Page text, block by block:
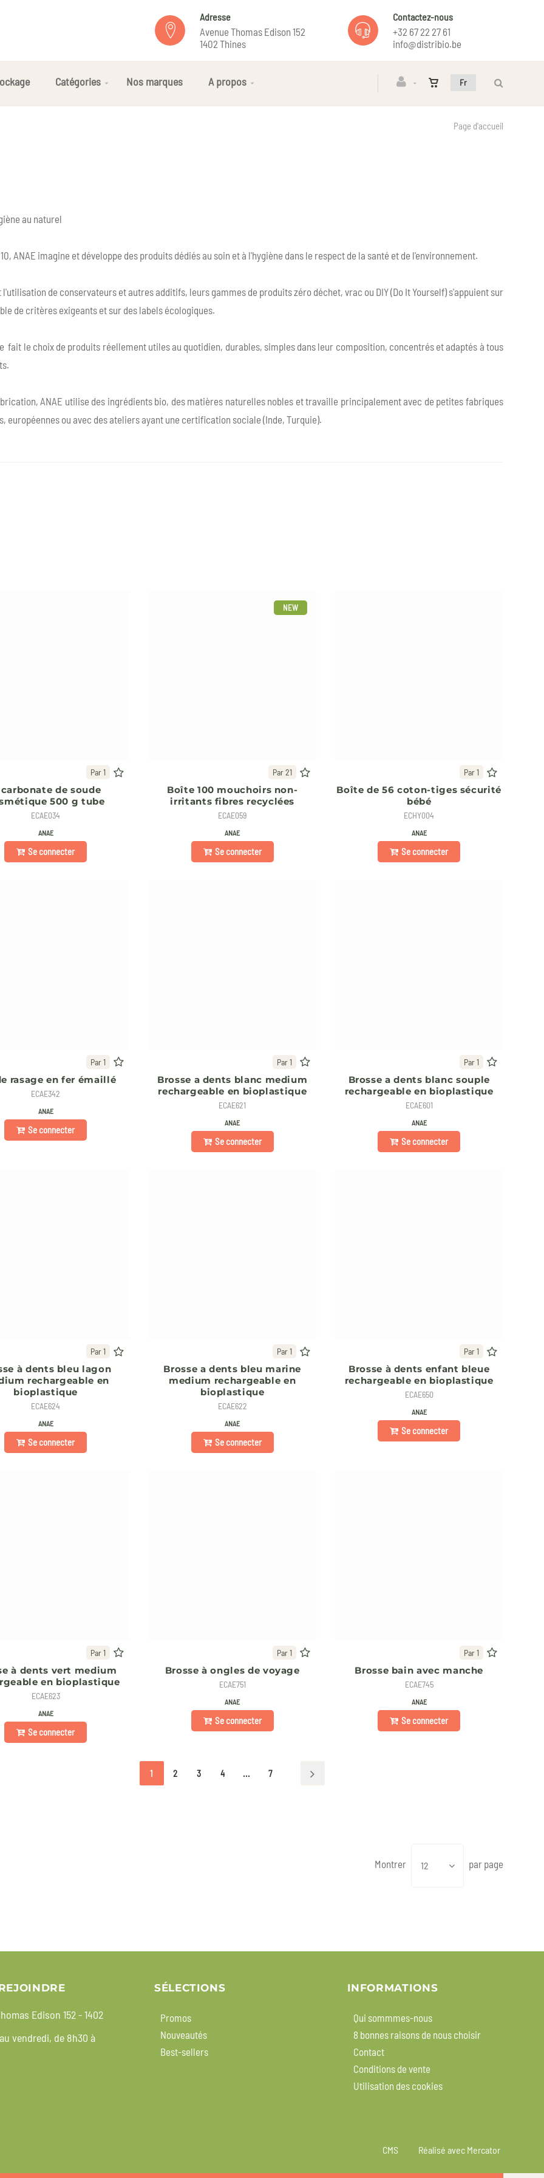
Adresse
Avenue Thomas Edison 152
1402 Thines
Contactez-nous
+32 67 22 27 61
info@distribio.be
Fr
Catégories Nos marques A propos
Page d'accueil
au naturel
ANAE imagine et développe des produits dédiés au soin et à l'hygiène dans le respect de la santé et de l'environnement.
l'utilisation de conservateurs et autres additifs, leurs gammes de produits zéro déchet, vrac ou DIY (Do It Yourself) s'appuient sur
de critères exigeants et sur des labels écologiques.
fait le choix de produits réellement utiles au quotidien, durables, simples dans leur composition, concentrés et adaptés à tous
ANAE utilise des ingrédients bio, des matières naturelles nobles et travaille principalement avec de petites fabriques
européennes ou avec des ateliers ayant une certification sociale (Inde, Turquie).
Par 1
de soude
500 g tube
ECAE034
ANAE
Se connecter
NEW
Par 21
Boîte 100 mouchoirs non-
irritants fibres recyclées
ECAE059
ANAE
Se connecter
Par 1
Boîte de 56 coton-tiges sécurité
bébé
ECHY004
ANAE
Se connecter
Par 1
rasage en fer émaillé
ECAE342
ANAE
Se connecter
Par 1
Brosse a dents blanc medium
rechargeable en bioplastique
ECAE621
ANAE
Se connecter
Par 1
Brosse a dents blanc souple
rechargeable en bioplastique
ECAE601
ANAE
Se connecter
Par 1
à dents bleu lagon
rechargeable en
bioplastique
ECAE624
ANAE
Se connecter
Par 1
Brosse a dents bleu marine
medium rechargeable en
bioplastique
ECAE622
ANAE
Se connecter
Par 1
Brosse à dents enfant bleue
rechargeable en bioplastique
ECAE650
ANAE
Se connecter
Par 1
à dents vert medium
en bioplastique
ECAE623
ANAE
Se connecter
Par 1
Brosse à ongles de voyage
ECAE751
ANAE
Se connecter
Par 1
Brosse bain avec manche
ECAE745
ANAE
Se connecter
1 2 3 4 ... 7
Montrer 12 par page
Edison 152 - 1402
vendredi, de 8h30 à
SÉLECTIONS
Promos
Nouveautés
Best-sellers
INFORMATIONS
Qui sommmes-nous
8 bonnes raisons de nous choisir
Contact
Conditions de vente
Utilisation des cookies
CMS Réalisé avec Mercator